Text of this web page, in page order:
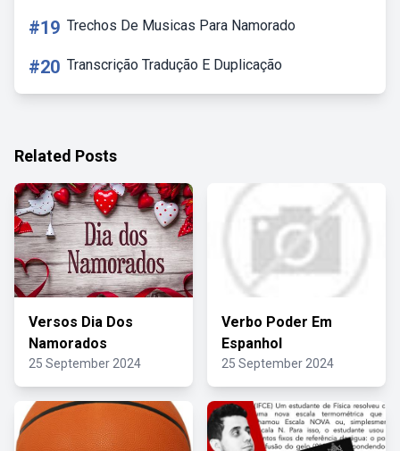
#19 Trechos De Musicas Para Namorado
#20 Transcrição Tradução E Duplicação
Related Posts
Versos Dia Dos
Namorados
25 September 2024
Verbo Poder Em
Espanhol
25 September 2024